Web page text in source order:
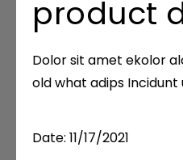
product
Dolor sit amet ekolor
old what adips
Date: 11/17/2021